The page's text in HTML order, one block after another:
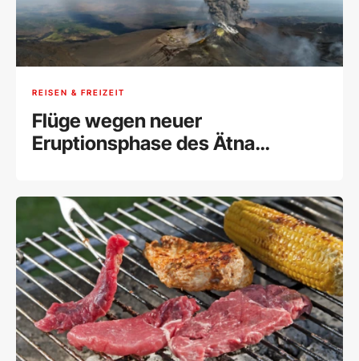
REISEN & FREIZEIT
Flüge wegen neuer
Eruptionsphase des Ätna